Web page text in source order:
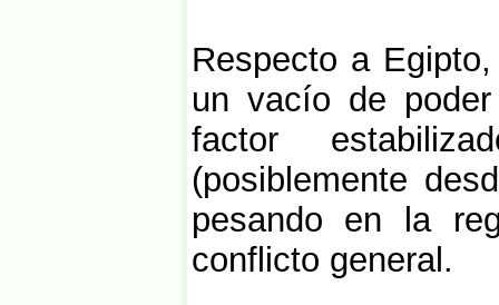
Respecto a
un vacío de
factor
(posiblemente
pesando en la
conflicto general.